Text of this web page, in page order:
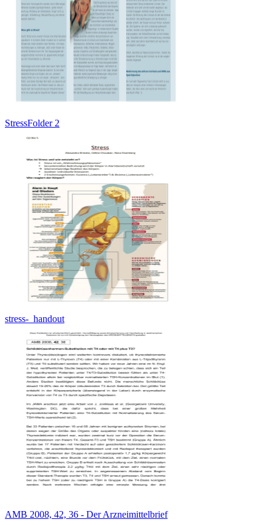
StressFolder 2
stress-_handout
AMB 2008, 42, 36 - Der Arzneimittelbrief